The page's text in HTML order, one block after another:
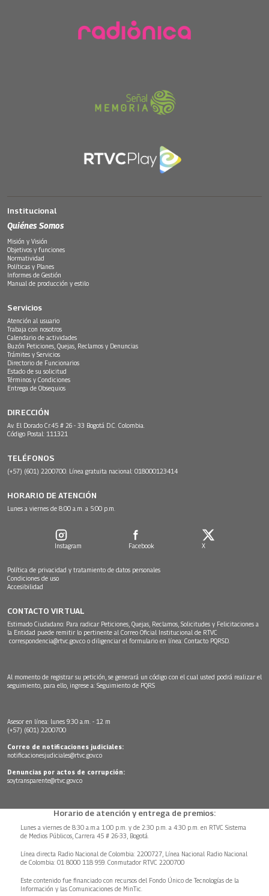
Institucional
Quiénes Somos
Misión y Visión
Objetivos y funciones
Normatividad
Políticas y Planes
Informes de Gestión
Manual de producción y estilo
Servicios
Atención al usuario
Trabaja con nosotros
Calendario de actividades
Buzón Peticiones, Quejas, Reclamos y Denuncias
Trámites y Servicios
Directorio de Funcionarios
Estado de su solicitud
Términos y Condiciones
Entrega de Obsequios
DIRECCIÓN
Av. El Dorado Cr.45 # 26 - 33 Bogotá D.C. Colombia.
Código Postal: 111321
TELÉFONOS
(+57) (601) 2200700. Línea gratuita nacional: 018000123414
HORARIO DE ATENCIÓN
Lunes a viernes de 8:00 a.m. a 5:00 p.m.
Instagram Facebook X
Política de privacidad y tratamiento de datos personales
Condiciones de uso
Accesibilidad
CONTACTO VIRTUAL
Estimado Ciudadano: Para radicar Peticiones, Quejas, Reclamos, Solicitudes y Felicitaciones a
la Entidad puede remitir lo pertinente al Correo Oficial Institucional de RTVC
correspondencia@rtvc.gov.co o diligenciar el formulario en línea: Contacto PQRSD.
Al momento de registrar su petición, se generará un código con el cual usted podrá realizar el
seguimiento, para ello, ingrese a: Seguimiento de PQRS
Asesor en línea: lunes 9:30 a.m. - 12 m
(+57) (601) 2200700
Correo de notificaciones judiciales:
notificacionesjudiciales@rtvc.gov.co
Denuncias por actos de corrupción:
soytransparente@rtvc.gov.co
Horario de atención y entrega de premios:
Lunes a viernes de 8:30 a.m.a 1:00 p.m. y de 2:30 p.m. a 4:30 p.m. en RTVC Sistema
de Medios Públicos, Carrera 45 # 26-33, Bogotá.
Línea directa Radio Nacional de Colombia: 2200727, Línea Nacional Radio Nacional
de Colombia: 01 8000 118 959. Conmutador RTVC 2200700
Este contenido fue financiado con recursos del Fondo Único de Tecnologías de la
Información y las Comunicaciones de MinTic.